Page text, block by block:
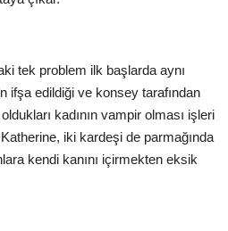
tek problem ilk başlarda aynı
ifşa edildiği ve konsey tarafından
kadının vampir olması işleri
iki kardeşi de parmağında
kendi kanını içirmekten eksik